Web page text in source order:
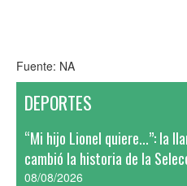
Fuente: NA
DEPORTES
“Mi hijo Lionel quiere...”: la
cambió la historia de la
08/08/2026